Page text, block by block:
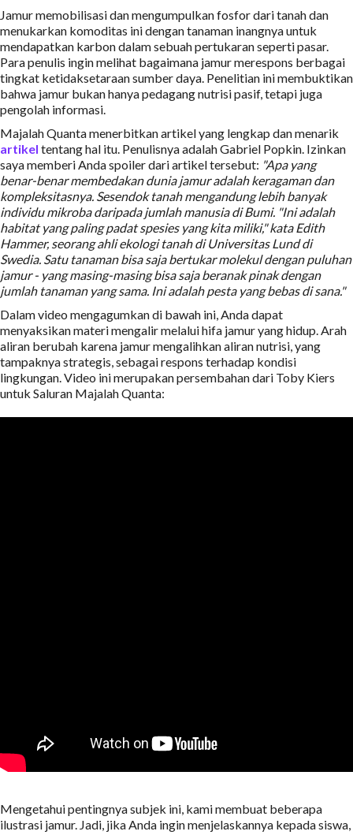
Jamur memobilisasi dan mengumpulkan fosfor dari tanah dan
menukarkan komoditas ini dengan tanaman inangnya untuk
mendapatkan karbon dalam sebuah pertukaran seperti pasar.
Para penulis ingin melihat bagaimana jamur merespons berbagai
tingkat ketidaksetaraan sumber daya. Penelitian ini membuktikan
bahwa jamur bukan hanya pedagang nutrisi pasif, tetapi juga
pengolah informasi.
Majalah Quanta menerbitkan artikel yang lengkap dan menarik
artikel tentang hal itu. Penulisnya adalah Gabriel Popkin. Izinkan
saya memberi Anda spoiler dari artikel tersebut: "Apa yang
benar-benar membedakan dunia jamur adalah keragaman dan
kompleksitasnya. Sesendok tanah mengandung lebih banyak
individu mikroba daripada jumlah manusia di Bumi. "Ini adalah
habitat yang paling padat spesies yang kita miliki," kata Edith
Hammer, seorang ahli ekologi tanah di Universitas Lund di
Swedia. Satu tanaman bisa saja bertukar molekul dengan puluhan
jamur - yang masing-masing bisa saja beranak pinak dengan
jumlah tanaman yang sama. Ini adalah pesta yang bebas di sana."
Dalam video mengagumkan di bawah ini, Anda dapat
menyaksikan materi mengalir melalui hifa jamur yang hidup. Arah
aliran berubah karena jamur mengalihkan aliran nutrisi, yang
tampaknya strategis, sebagai respons terhadap kondisi
lingkungan. Video ini merupakan persembahan dari Toby Kiers
untuk Saluran Majalah Quanta:
Mengetahui pentingnya subjek ini, kami membuat beberapa
ilustrasi jamur. Jadi, jika Anda ingin menjelaskannya kepada siswa,